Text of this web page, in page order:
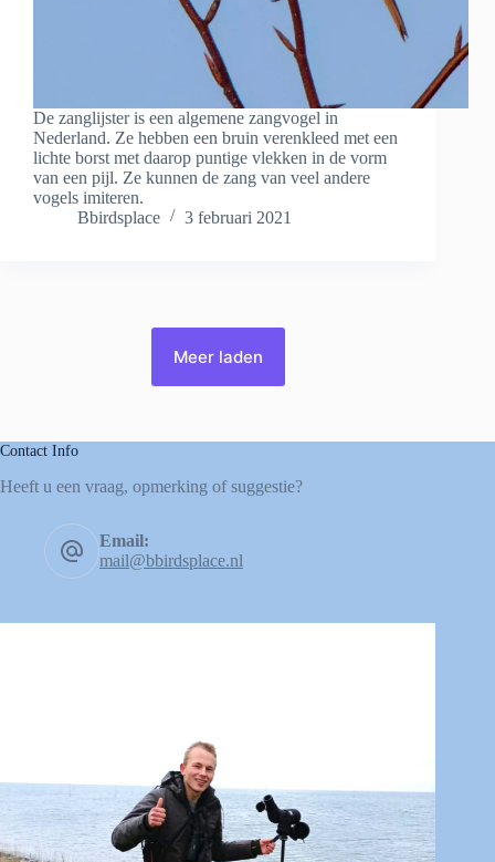
De zanglijster is een algemene zangvogel in
Nederland. Ze hebben een bruin verenkleed met een
lichte borst met daarop puntige vlekken in de vorm
van een pijl. Ze kunnen de zang van veel andere
vogels imiteren.
Bbirdsplace
3 februari 2021
Meer laden
Contact Info
Heeft u een vraag, opmerking of suggestie?
Email:
mail@bbirdsplace.nl